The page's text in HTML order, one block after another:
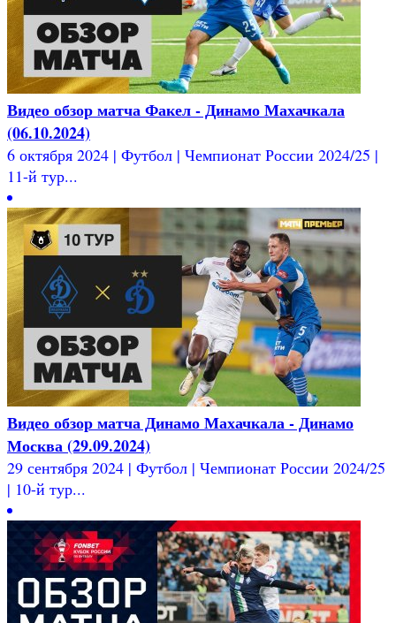
Видео обзор матча Факел - Динамо Махачкала
(06.10.2024)
6 октября 2024 | Футбол | Чемпионат России 2024/25 |
11-й тур...
Видео обзор матча Динамо Махачкала - Динамо
Москва (29.09.2024)
29 сентября 2024 | Футбол | Чемпионат России 2024/25
| 10-й тур...